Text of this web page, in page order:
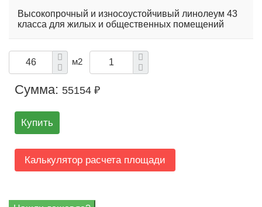
Высокопрочный и износоустойчивый линолеум 43
класса для жилых и общественных помещений
м2
Сумма: 55154 ₽
Купить
Калькулятор расчета площади